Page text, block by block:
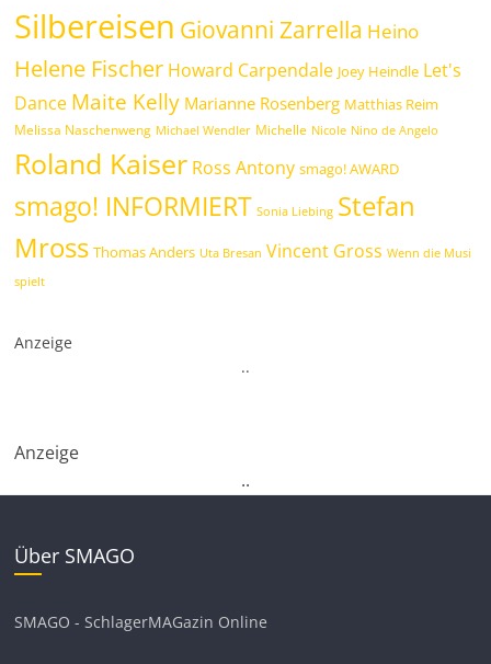
Silbereisen Giovanni Zarrella Heino
Helene Fischer Howard Carpendale Joey Heindle Let's
Dance Maite Kelly Marianne Rosenberg Matthias Reim
Melissa Naschenweng Michael Wendler Michelle Nicole Nino de Angelo
Roland Kaiser Ross Antony smago! AWARD
smago! INFORMIERT Sonia Liebing Stefan
Mross Thomas Anders Uta Bresan Vincent Gross Wenn die Musi
spielt
Anzeige
..
Anzeige
..
Über SMAGO
SMAGO - SchlagerMAGazin Online